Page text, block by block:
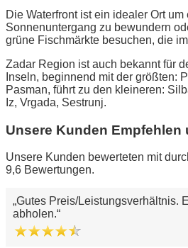
Die Waterfront ist ein idealer Ort
Sonnenuntergang zu bewundern
grüne Fischmärkte besuchen, die
Zadar Region ist auch bekannt für
Inseln, beginnend mit der größten:
Pasman, führt zu den kleineren:
Iz, Vrgada, Sestrunj.
Unsere Kunden Empfehlen
Unsere Kunden bewerteten mit
9,6 Bewertungen.
Gutes Preis/Leistungsverhältnis.
abholen.